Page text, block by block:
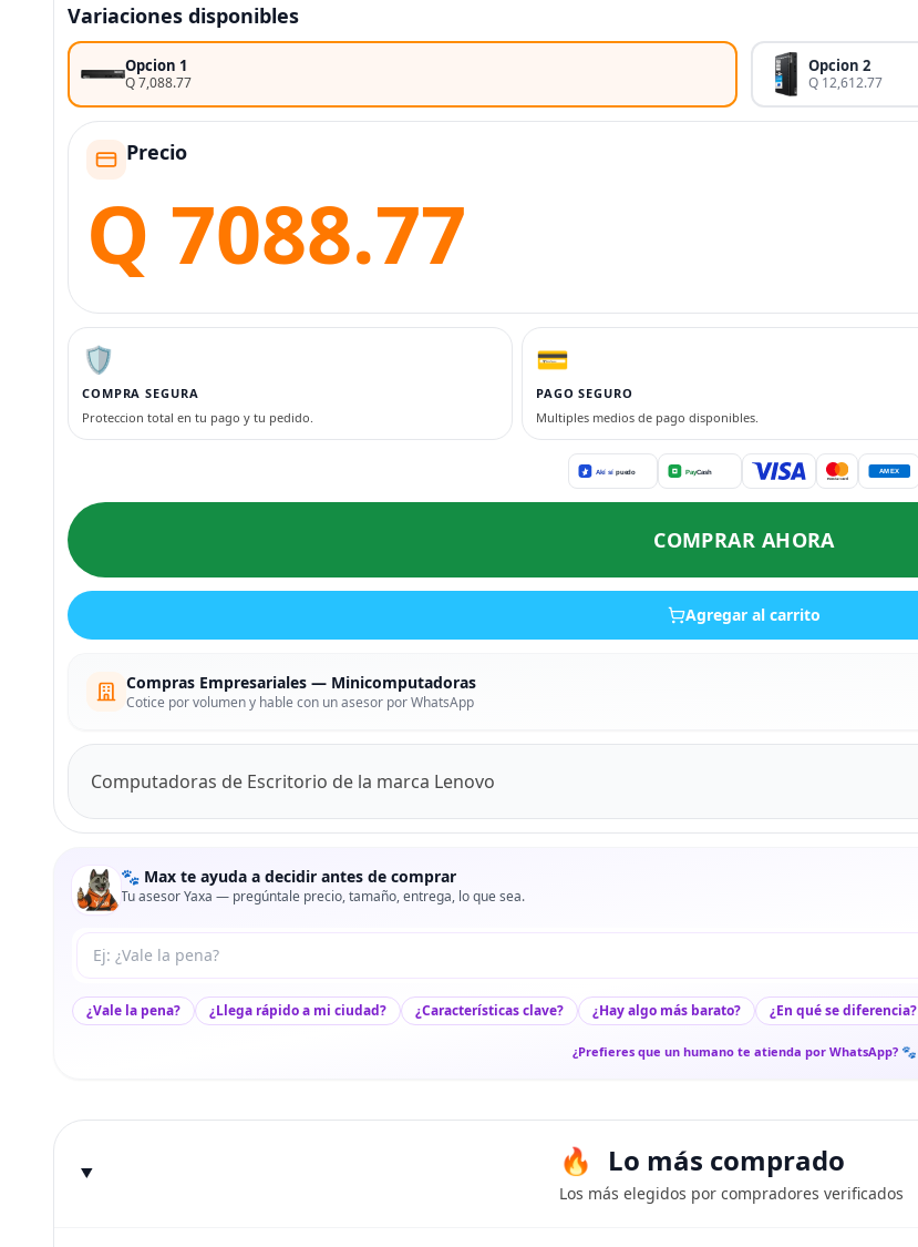
Variaciones disponibles
Opcion 1
Q 7,088.77
Opcion 2
Q 12,612.77
Precio
Q 7088.77
🛡️
COMPRA SEGURA
Proteccion total en tu pago y tu pedido.
💳
PAGO SEGURO
Multiples medios de pago disponibles.
COMPRAR AHORA
Agregar al carrito
Compras Empresariales — Minicomputadoras
Cotice por volumen y hable con un asesor por WhatsApp
Computadoras de Escritorio de la marca Lenovo
🐾 Max te ayuda a decidir antes de comprar
Tu asesor Yaxa — pregúntale precio, tamaño, entrega, lo que sea.
Tu pregunta a Max
¿Vale la pena? ¿Llega rápido a mi ciudad? ¿Características clave? ¿Hay algo más barato? ¿En qué se diferencia?
¿Prefieres que un humano te atienda por WhatsApp? 🐾
Lo más comprado
Los más elegidos por compradores verificados